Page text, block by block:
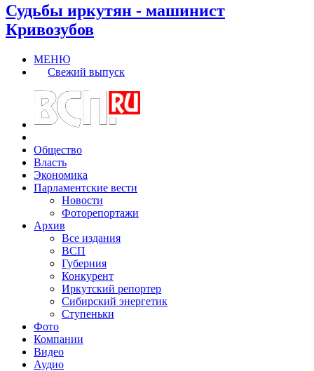
Судьбы иркутян - машинист
Кривозубов
МЕНЮ
Свежий выпуск
Общество
Власть
Экономика
Парламентские вести
Новости
Фоторепортажи
Архив
Все издания
ВСП
Губерния
Конкурент
Иркутский репортер
Сибирский энергетик
Ступеньки
Фото
Компании
Видео
Аудио